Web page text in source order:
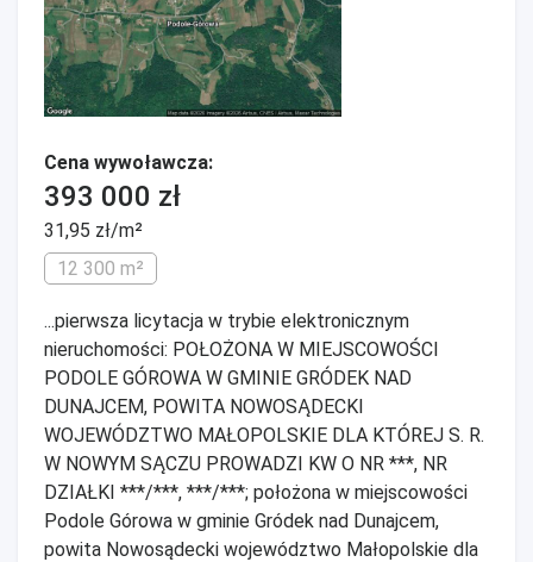
Cena wywoławcza:
393 000 zł
31,95 zł/m²
12 300 m²
...pierwsza licytacja w trybie elektronicznym
nieruchomości: POŁOŻONA W MIEJSCOWOŚCI
PODOLE GÓROWA W GMINIE GRÓDEK NAD
DUNAJCEM, POWITA NOWOSĄDECKI
WOJEWÓDZTWO MAŁOPOLSKIE DLA KTÓREJ S. R.
W NOWYM SĄCZU PROWADZI KW O NR ***, NR
DZIAŁKI ***/***, ***/***; położona w miejscowości
Podole Górowa w gminie Gródek nad Dunajcem,
powita Nowosądecki województwo Małopolskie dla